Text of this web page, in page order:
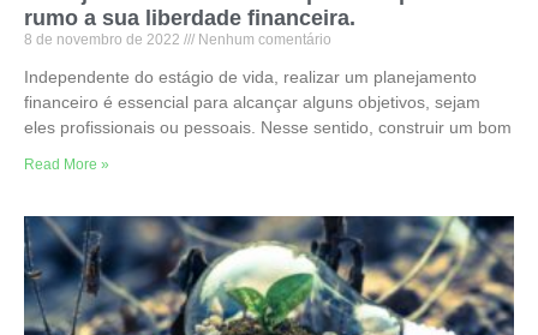
rumo a sua liberdade financeira.
8 de novembro de 2022 Nenhum comentário
Independente do estágio de vida, realizar um planejamento
financeiro é essencial para alcançar alguns objetivos, sejam
eles profissionais ou pessoais. Nesse sentido, construir um bom
Read More »